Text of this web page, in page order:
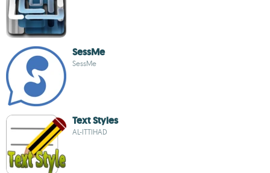
SessMe
SessMe
Text Styles
AL-ITTIHAD